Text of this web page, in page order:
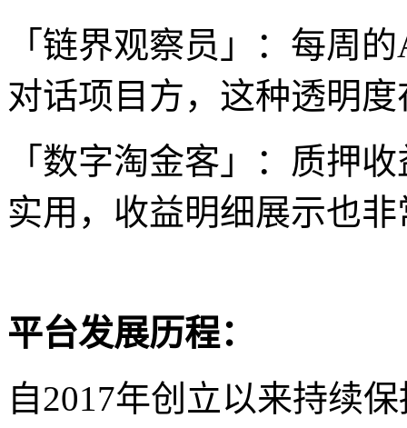
「链界观察员」：每周
对话项目方，这种透明
「数字淘金客」：质押
实用，收益明细展示也
平台发展历程：
自2017年创立以来持续